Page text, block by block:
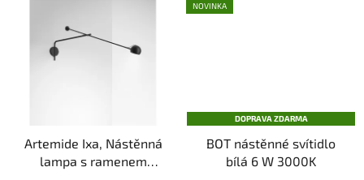
Artemide Ixa, Nástěnná
lampa s ramenem
NOVINKA
DOPRAVA ZDARMA
BOT nástěnné svítidlo
bílá 6 W 3000K